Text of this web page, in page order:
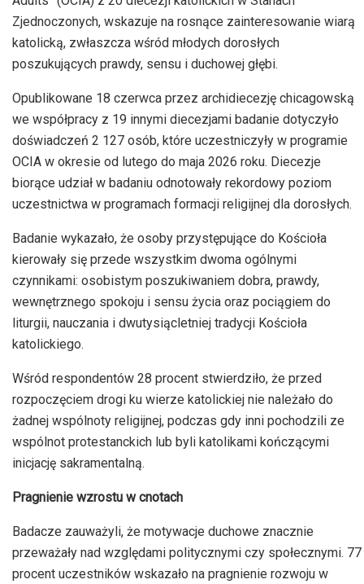
Zjednoczonych, wskazuje na rosnące zainteresowanie wiarą
katolicką, zwłaszcza wśród młodych dorosłych
poszukujących prawdy, sensu i duchowej głębi.
Opublikowane 18 czerwca przez archidiecezję chicagowską
we współpracy z 19 innymi diecezjami badanie dotyczyło
doświadczeń 2 127 osób, które uczestniczyły w programie
OCIA w okresie od lutego do maja 2026 roku. Diecezje
biorące udział w badaniu odnotowały rekordowy poziom
uczestnictwa w programach formacji religijnej dla dorosłych.
Badanie wykazało, że osoby przystępujące do Kościoła
kierowały się przede wszystkim dwoma ogólnymi
czynnikami: osobistym poszukiwaniem dobra, prawdy,
wewnętrznego spokoju i sensu życia oraz pociągiem do
liturgii, nauczania i dwutysiącletniej tradycji Kościoła
katolickiego.
Wśród respondentów 28 procent stwierdziło, że przed
rozpoczęciem drogi ku wierze katolickiej nie należało do
żadnej wspólnoty religijnej, podczas gdy inni pochodzili ze
wspólnot protestanckich lub byli katolikami kończącymi
inicjację sakramentalną.
Pragnienie wzrostu w cnotach
Badacze zauważyli, że motywacje duchowe znacznie
przeważały nad względami politycznymi czy społecznymi. 77
procent uczestników wskazało na pragnienie rozwoju w